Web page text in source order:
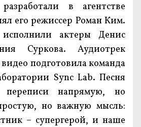
в агентстве
его режиссер Роман Ким.
актеры Денис
Суркова. Аудиотрек
подготовила команда
Sync Lab. Песня
переписи напрямую, но
но важную мысль:
– супергерой, и наше